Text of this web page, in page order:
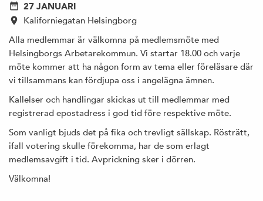
27 JANUARI
Kaliforniegatan Helsingborg
Alla medlemmar är välkomna på medlemsmöte med
Helsingborgs Arbetarekommun. Vi startar 18.00 och varje
möte kommer att ha någon form av tema eller föreläsare där
vi tillsammans kan fördjupa oss i angelägna ämnen.
Kallelser och handlingar skickas ut till medlemmar med
registrerad epostadress i god tid före respektive möte.
Som vanligt bjuds det på fika och trevligt sällskap. Rösträtt,
ifall votering skulle förekomma, har de som erlagt
medlemsavgift i tid. Avprickning sker i dörren.
Välkomna!